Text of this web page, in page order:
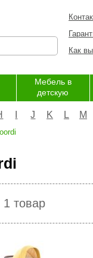
Как
Мебель в
детскую
J K L M
1 товар